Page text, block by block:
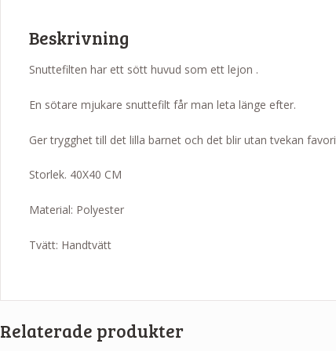
Beskrivning
Snuttefilten har ett sött huvud som ett lejon .
En sötare mjukare snuttefilt får man leta länge efter.
Ger trygghet till det lilla barnet och det blir utan tvekan
Storlek. 40X40 CM
Material: Polyester
Tvätt: Handtvätt
Relaterade produkter